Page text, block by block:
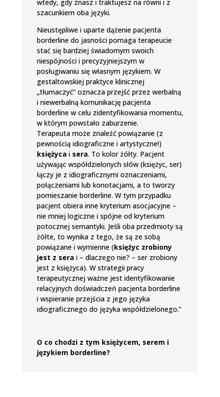
wtedy, gdy znasz i traktujesz na równi i z
szacunkiem oba języki.
Nieustępliwe i uparte dążenie pacjenta
borderline do jasności pomaga terapeucie
stać się bardziej świadomym swoich
niespójności i precyzyjniejszym w
posługiwaniu się własnym językiem. W
gestaltowskiej praktyce klinicznej
„tłumaczyć” oznacza przejść przez werbalną
i niewerbalną komunikację pacjenta
borderline w celu zidentyfikowania momentu,
w którym powstało zaburzenie.
Terapeuta może znaleźć powiązanie (z
pewnością idiograficzne i artystyczne!)
księżyca i sera. To kolor żółty. Pacjent
używając współdzielonych słów (księżyc, ser)
łączy je z idiograficznymi oznaczeniami,
połączeniami lub konotacjami, a to tworzy
pomieszanie borderline. W tym przypadku
pacjent obiera inne kryterium asocjacyjne –
nie mniej logiczne i spójne od kryterium
potocznej semantyki. Jeśli oba przedmioty są
żółte, to wynika z tego, że są ze sobą
powiązane i wymienne (księżyc zrobiony
jest z sera i – dlaczego nie? – ser zrobiony
jest z księżyca). W strategii pracy
terapeutycznej ważne jest identyfikowanie
relacyjnych doświadczeń pacjenta borderline
i wspieranie przejścia z jego języka
idiograficznego do języka współdzielonego.”
O co chodzi z tym księżycem, serem i
językiem borderline?